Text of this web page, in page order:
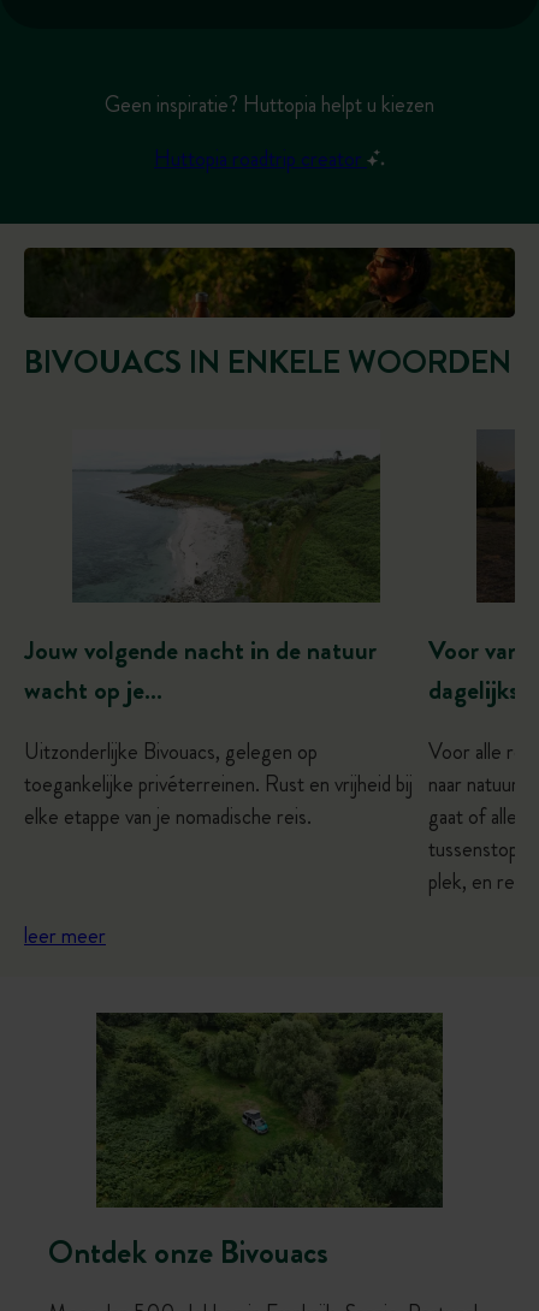
Geen inspiratie? Huttopia helpt u kiezen
Huttopia roadtrip creator
BIVOUACS IN ENKELE WOORDEN
Jouw volgende nacht in de natuur
wacht op je…
Uitzonderlijke Bivouacs, gelegen op
toegankelijke privéterreinen. Rust en vrijheid bij
elke etappe van je nomadische reis.
Voor
Voor alle
naar natuur
gaat of alles
tussenstop,
plek, en reis
leer meer
Ontdek onze Bivouacs